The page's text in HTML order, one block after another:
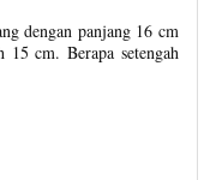
dengan panjang 16 cm
cm. Berapa setengah